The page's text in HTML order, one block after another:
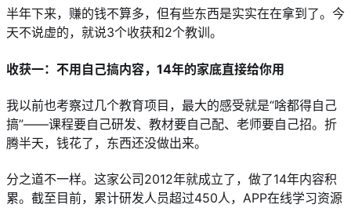
半年下来，赚的钱不算多，但有些东西是实实在在拿到了。今
天不说虚的，就说3个收获和2个教训。
收获一：不用自己搞内容，14年的家底直接给你用
我以前也考察过几个教育项目，最大的感受就是“啥都得自己
搞”——课程要自己研发、教材要自己配、老师要自己招。折
腾半天，钱花了，东西还没做出来。
分之道不一样。这家公司2012年就成立了，做了14年内容积
累。截至目前，累计研发人员超过450人，APP在线学习资源